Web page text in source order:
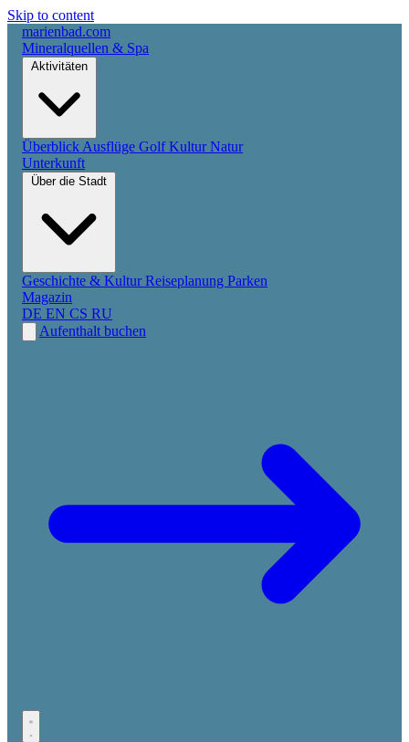
Skip to content
marienbad.com
Mineralquellen & Spa
Überblick Ausflüge GolfKulturNatur
Unterkunft
Geschichte & KulturReiseplanung Parken
Magazin
DE EN CS RU
Aufenthalt buchen